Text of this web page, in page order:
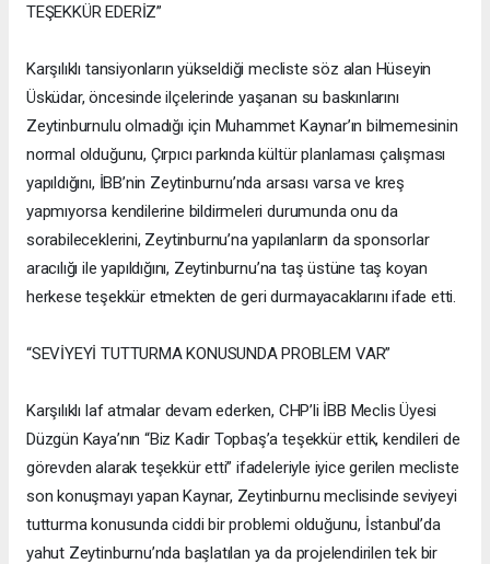
TEŞEKKÜR EDERİZ”
Karşılıklı tansiyonların yükseldiği mecliste söz alan Hüseyin
Üsküdar, öncesinde ilçelerinde yaşanan su baskınlarını
Zeytinburnulu olmadığı için Muhammet Kaynar’ın bilmemesinin
normal olduğunu, Çırpıcı parkında kültür planlaması çalışması
yapıldığını, İBB’nin Zeytinburnu’nda arsası varsa ve kreş
yapmıyorsa kendilerine bildirmeleri durumunda onu da
sorabileceklerini, Zeytinburnu’na yapılanların da sponsorlar
aracılığı ile yapıldığını, Zeytinburnu’na taş üstüne taş koyan
herkese teşekkür etmekten de geri durmayacaklarını ifade etti.
“SEVİYEYİ TUTTURMA KONUSUNDA PROBLEM VAR”
Karşılıklı laf atmalar devam ederken, CHP’li İBB Meclis Üyesi
Düzgün Kaya’nın “Biz Kadir Topbaş’a teşekkür ettik, kendileri de
görevden alarak teşekkür etti” ifadeleriyle iyice gerilen mecliste
son konuşmayı yapan Kaynar, Zeytinburnu meclisinde seviyeyi
tutturma konusunda ciddi bir problemi olduğunu, İstanbul’da
yahut Zeytinburnu’nda başlatılan ya da projelendirilen tek bir